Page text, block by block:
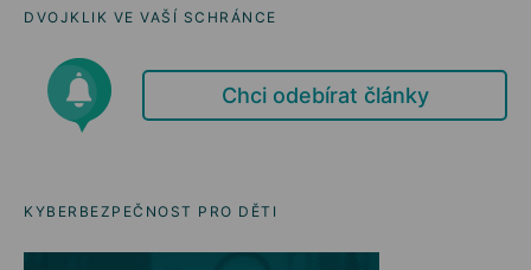
DVOJKLIK VE VAŠÍ SCHRÁNCE
Chci odebírat články
KYBERBEZPEČNOST PRO DĚTI